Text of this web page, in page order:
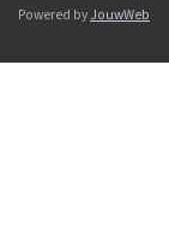
Powered by JouwWeb